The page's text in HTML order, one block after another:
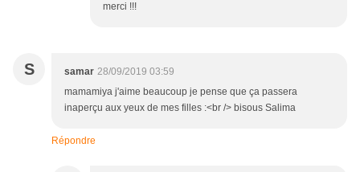
merci !!!
S samar 28/09/2019 03:59
mamamiya j'aime beaucoup je pense que ça passera
inaperçu aux yeux de mes filles :<br /> bisous Salima
Répondre